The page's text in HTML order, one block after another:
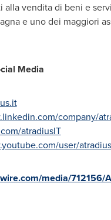
alla vendita di beni e
e uno dei maggiori
Media
company/
atradiusIT
user/
media/712156/